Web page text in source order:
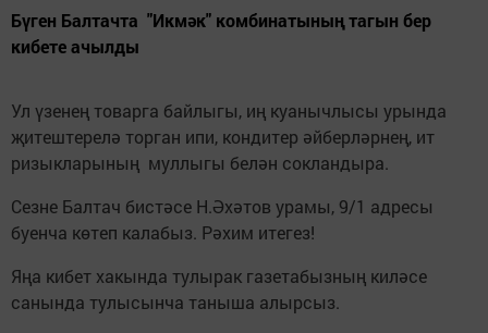
Бүген Балтачта "Икмәк" комбинатының тагын бер
кибете ачылды
Ул үзенең товарга байлыгы, иң куанычлысы урында
җитештерелә торган ипи, кондитер әйберләрнең, ит
ризыкларының муллыгы белән сокландыра.
Сезне Балтач бистәсе Н.Әхәтов урамы, 9/1 адресы
буенча көтеп калабыз. Рәхим итегез!
Яңа кибет хакында тулырак газетабызның киләсе
санында тулысынча таныша алырсыз.